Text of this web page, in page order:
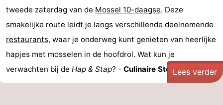
tweede zaterdag van de Mossel 10-daagse. Deze
smakelijke route leidt je langs verschillende deelnemende
restaurants, waar je onderweg kunt genieten van heerlijke
hapjes met mosselen in de hoofdrol. Wat kun je
verwachten bij de Hap & Stap? - Culinaire Stops:Op ...
Lees verder